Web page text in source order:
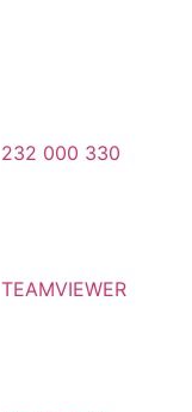
232 000 330
TEAMVIEWER